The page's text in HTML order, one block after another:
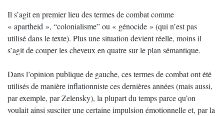
Il s’agit en premier lieu des termes de combat comme
« apartheid », “colonialisme” ou « génocide » (qui n’est pas
utilisé dans le texte). Plus une situation devient réelle, moins il
s’agit de couper les cheveux en quatre sur le plan sémantique.
Dans l’opinion publique de gauche, ces termes de combat ont été
utilisés de manière inflationniste ces dernières années (mais aussi,
par exemple, par Zelensky), la plupart du temps parce qu’on
voulait ainsi susciter une certaine impulsion émotionnelle et, par la